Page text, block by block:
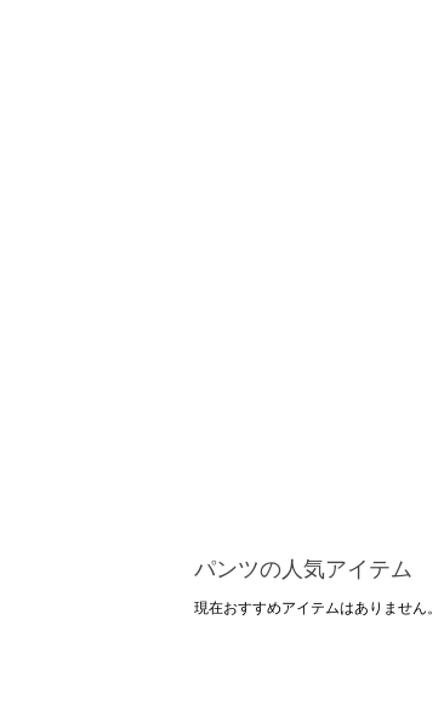
パンツの人気アイテム
現在おすすめアイテムはありません。